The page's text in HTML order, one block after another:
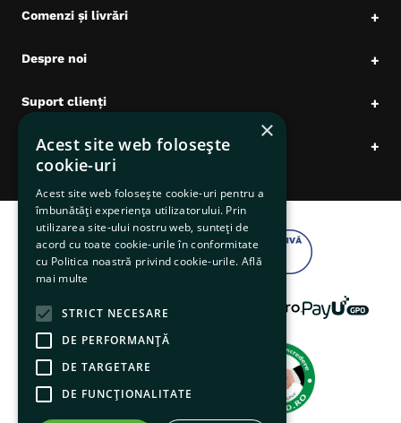
Comenzi și livrări +
Despre noi +
Suport clienți +
Date comerciale +
×
Acest site web folosește
cookie-uri
Acest site web folosește cookie-uri pentru a
îmbunătăți experiența utilizatorului. Prin
utilizarea site-ului nostru web, sunteți de
acord cu toate cookie-urile în conformitate
cu Politica noastră privind cookie-urile. Află
mai multe
STRICT NECESARE
DE PERFORMANȚĂ
DE TARGETARE
DE FUNCŢIONALITATE